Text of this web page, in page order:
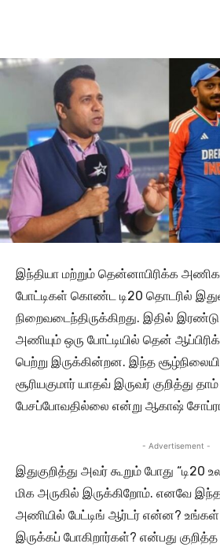
இந்தியா மற்றும் தென்னாபிரிக்க
போட்டிகள் கொண்ட டி20 தொடரில்
நிறைவடைந்திருக்கிறது. இதில்
அணியும் ஒரு போட்டியில் தென்
பெற்று இருக்கின்றன. இந்த
சூரியகுமார் யாதவ் இருவர் குறித்து
பேசப்போவதில்லை என்று ஆகாஷ் சோப்ரா
- Advertisement -
இதுகுறித்து அவர் கூறும் போது
மிக அருகில் இருக்கிறோம். எனவே
அணியில் பேட்டிங் ஆர்டர் என்ன?
இருக்கப் போகிறார்கள்? என்பது